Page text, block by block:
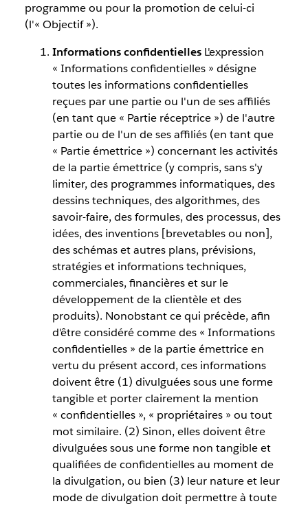
programme ou pour la promotion de celui-ci
(l'« Objectif »).
Informations confidentielles L'expression
« Informations confidentielles » désigne
toutes les informations confidentielles
reçues par une partie ou l'un de ses affiliés
(en tant que « Partie réceptrice ») de l'autre
partie ou de l'un de ses affiliés (en tant que
« Partie émettrice ») concernant les activités
de la partie émettrice (y compris, sans s'y
limiter, des programmes informatiques, des
dessins techniques, des algorithmes, des
savoir-faire, des formules, des processus, des
idées, des inventions [brevetables ou non],
des schémas et autres plans, prévisions,
stratégies et informations techniques,
commerciales, financières et sur le
développement de la clientèle et des
produits). Nonobstant ce qui précède, afin
d'être considéré comme des « Informations
confidentielles » de la partie émettrice en
vertu du présent accord, ces informations
doivent être (1) divulguées sous une forme
tangible et porter clairement la mention
« confidentielles », « propriétaires » ou tout
mot similaire. (2) Sinon, elles doivent être
divulguées sous une forme non tangible et
qualifiées de confidentielles au moment de
la divulgation, ou bien (3) leur nature et leur
mode de divulgation doit permettre à toute